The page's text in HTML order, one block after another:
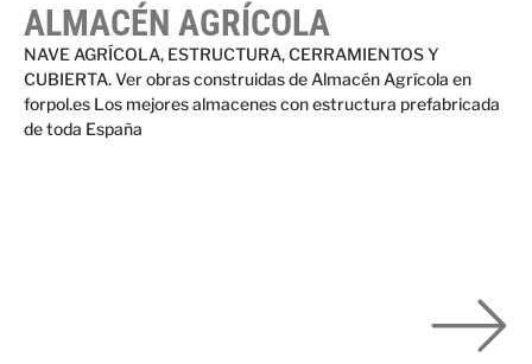
ALMACÉN AGRÍCOLA
NAVE AGRÍCOLA, ESTRUCTURA, CERRAMIENTOS Y
CUBIERTA. Ver obras construidas de Almacén Agrícola en
forpol.es Los mejores almacenes con estructura prefabricada
de toda España